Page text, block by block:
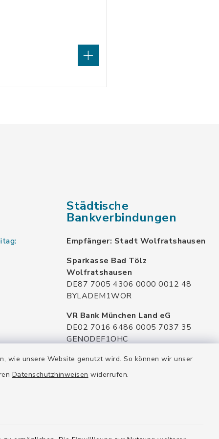
wie unsere Website genutzt wird. So können wir unser
Datenschutzhinweisen widerrufen.
Städtische
Bankverbindungen
Empfänger: Stadt Wolfratshausen
Sparkasse Bad Tölz
Wolfratshausen
DE87 7005 4306 0000 0012 48
BYLADEM1WOR
VR Bank München Land eG
DE02 7016 6486 0005 7037 35
GENODEF1OHC
Raiffeisenbank Isar Loisachtal eG
DE92 7016 9543 0001 0005 00
HYVEDEMMXXX